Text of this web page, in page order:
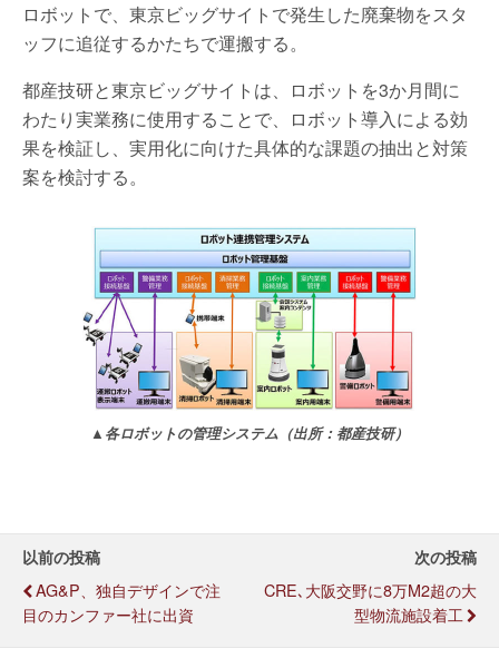
ロボットで、東京ビッグサイトで発生した廃棄物をスタ
ッフに追従するかたちで運搬する。
都産技研と東京ビッグサイトは、ロボットを3か月間に
わたり実業務に使用することで、ロボット導入による効
果を検証し、実用化に向けた具体的な課題の抽出と対策
案を検討する。
▲各ロボットの管理システム（出所：都産技研）
以前の投稿
AG&P、独自デザインで注
目のカンファー社に出資
次の投稿
CRE､大阪交野に8万m2超の大
型物流施設着工